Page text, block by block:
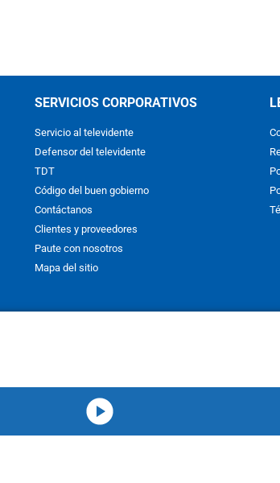
SERVICIOS CORPORATIVOS
Servicio al televidente
Defensor del televidente
TDT
Código del buen gobierno
Contáctanos
Clientes y proveedores
Paute con nosotros
Mapa del sitio
total o parcial, así como su traducción a
without written permission is prohibited. All